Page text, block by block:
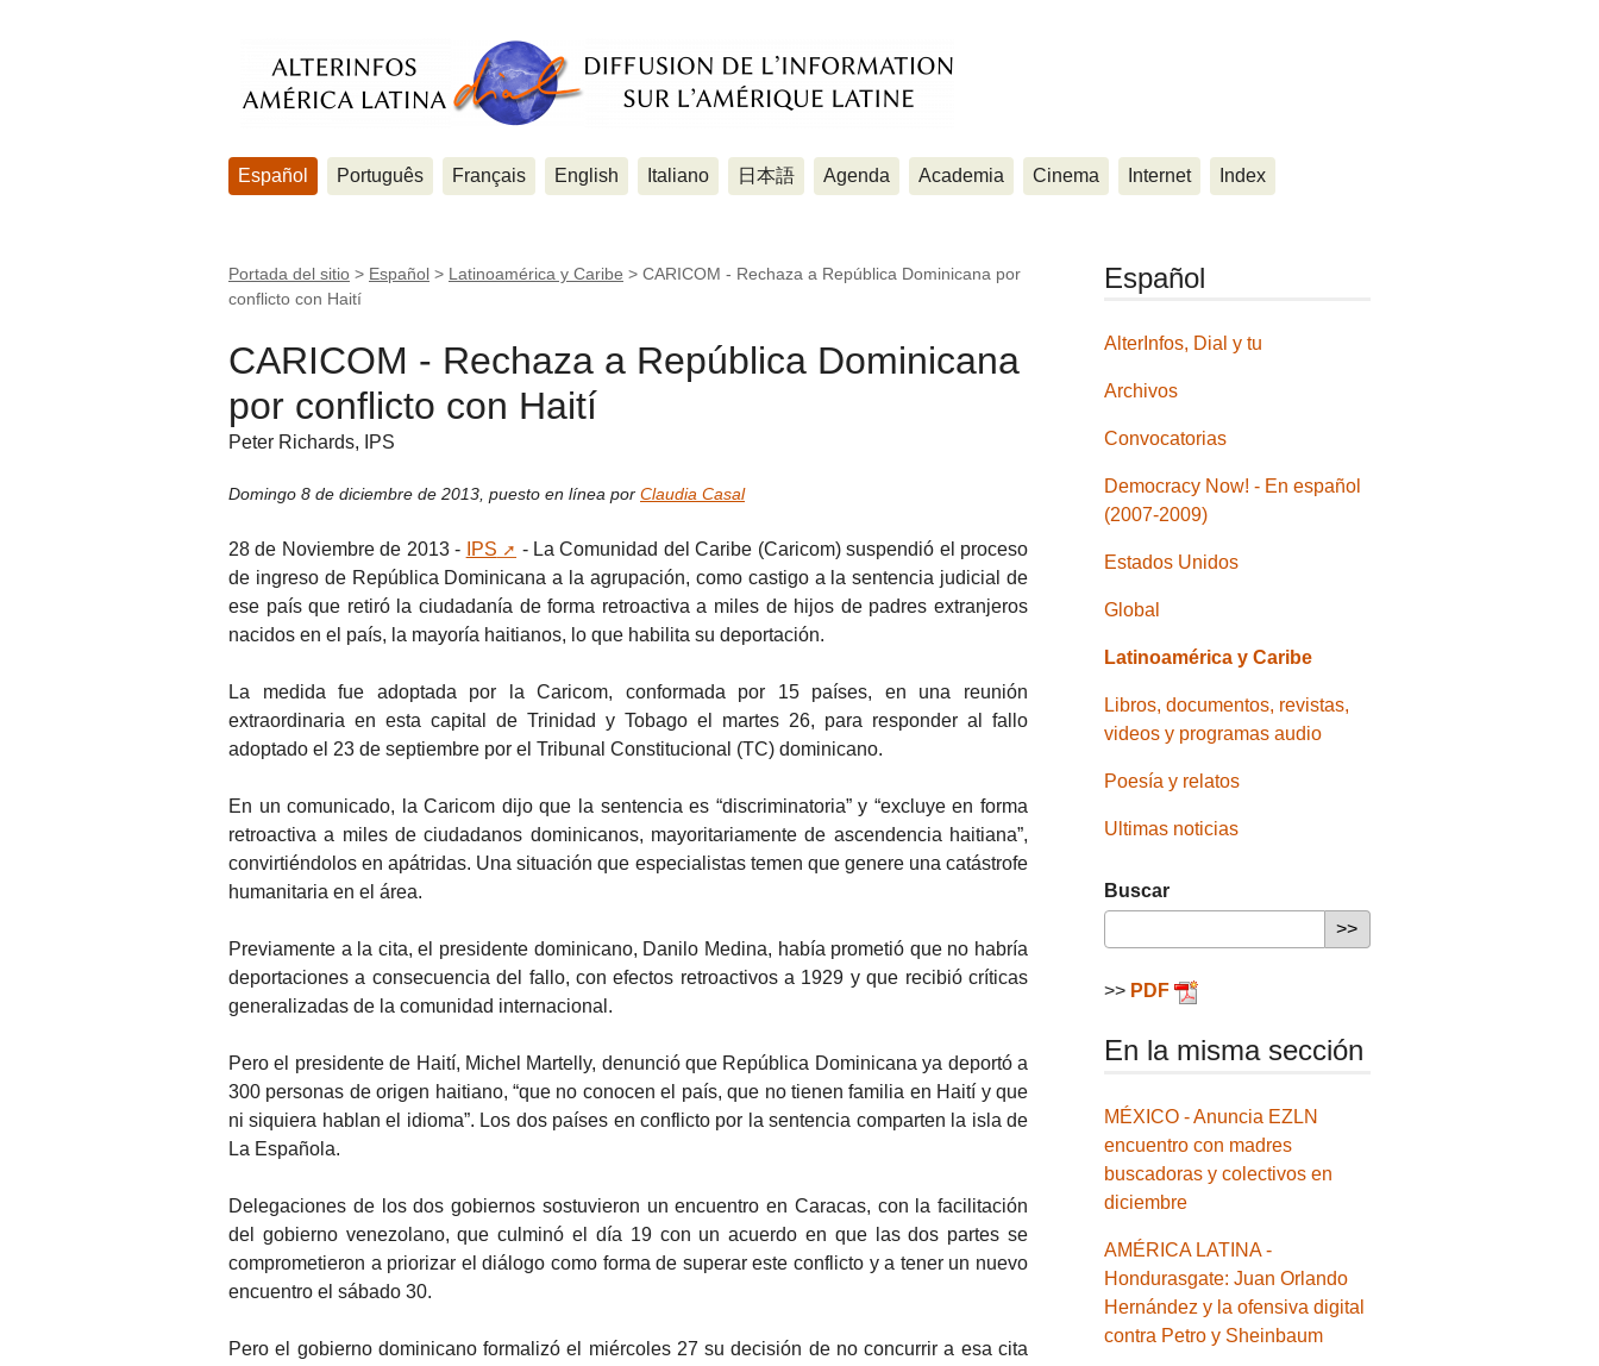
Español Português Français English Italiano 日本語 Agenda Academia Cinema Internet Index
Portada del sitio > Español > Latinoamérica y Caribe > CARICOM - Rechaza a República Dominicana por
conflicto con Haití
CARICOM - Rechaza a República Dominicana
por conflicto con Haití
Peter Richards, IPS
Domingo 8 de diciembre de 2013 puesto en línea por Claudia Casal
28 de Noviembre de 2013 - IPS
- La Comunidad del Caribe (Caricom) suspendió el proceso
de ingreso de República Dominicana a la agrupación, como castigo a la sentencia judicial de
ese país que retiró la ciudadanía de forma retroactiva a miles de hijos de padres extranjeros
nacidos en el país, la mayoría haitianos, lo que habilita su deportación.
La medida fue adoptada por la Caricom, conformada por 15 países, en una reunión
extraordinaria en esta capital de Trinidad y Tobago el martes 26, para responder al fallo
adoptado el 23 de septiembre por el Tribunal Constitucional (TC) dominicano.
En un comunicado, la Caricom dijo que la sentencia es “discriminatoria” y “excluye en forma
retroactiva a miles de ciudadanos dominicanos, mayoritariamente de ascendencia haitiana”,
convirtiéndolos en apátridas. Una situación que especialistas temen que genere una catástrofe
humanitaria en el área.
Previamente a la cita, el presidente dominicano, Danilo Medina, había prometió que no habría
deportaciones a consecuencia del fallo, con efectos retroactivos a 1929 y que recibió críticas
generalizadas de la comunidad internacional.
Pero el presidente de Haití, Michel Martelly, denunció que República Dominicana ya deportó a
300 personas de origen haitiano, “que no conocen el país, que no tienen familia en Haití y que
ni siquiera hablan el idioma”. Los dos países en conflicto por la sentencia comparten la isla de
La Española.
Delegaciones de los dos gobiernos sostuvieron un encuentro en Caracas, con la facilitación
del gobierno venezolano, que culminó el día 19 con un acuerdo en que las dos partes se
comprometieron a priorizar el diálogo como forma de superar este conflicto y a tener un nuevo
encuentro el sábado 30.
Pero el gobierno dominicano formalizó el miércoles 27 su decisión de no concurrir a esa cita
Español
AlterInfos, Dial y tu
Archivos
Convocatorias
Democracy Now! - En español
(2007-2009)
Estados Unidos
Global
Latinoamérica y Caribe
Libros, documentos, revistas,
videos y programas audio
Poesía y relatos
Ultimas noticias
Buscar
>> PDF
En la misma sección
MÉXICO - Anuncia EZLN
encuentro con madres
buscadoras y colectivos en
diciembre
AMÉRICA LATINA -
Hondurasgate: Juan Orlando
Hernández y la ofensiva digital
contra Petro y Sheinbaum